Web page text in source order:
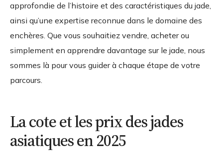
approfondie de l’histoire et des caractéristiques du jade,
ainsi qu’une expertise reconnue dans le domaine des
enchères. Que vous souhaitiez vendre, acheter ou
simplement en apprendre davantage sur le jade, nous
sommes là pour vous guider à chaque étape de votre
parcours.
La cote et les prix des jades
asiatiques en 2025